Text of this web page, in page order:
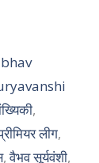
,
लीग,
,वैभव सूर्यवंशी,